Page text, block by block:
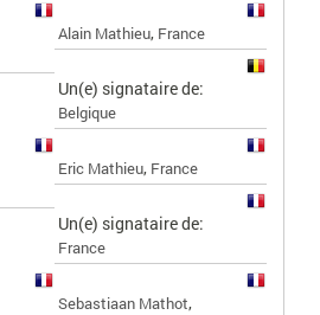
Alain Mathieu, France
Un(e) signataire de:
Belgique
Eric Mathieu, France
Un(e) signataire de:
France
Sebastiaan Mathot,